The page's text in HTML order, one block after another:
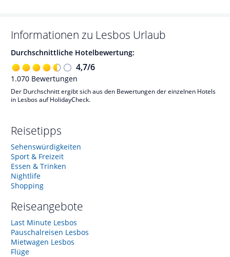
Informationen zu Lesbos Urlaub
Durchschnittliche Hotelbewertung:
4,7/6
1.070 Bewertungen
Der Durchschnitt ergibt sich aus den Bewertungen der einzelnen Hotels
in Lesbos auf HolidayCheck.
Reisetipps
Sehenswürdigkeiten
Sport & Freizeit
Essen & Trinken
Nightlife
Shopping
Reiseangebote
Last Minute Lesbos
Pauschalreisen Lesbos
Mietwagen Lesbos
Flüge